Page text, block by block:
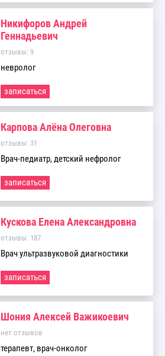
Никифоров Андрей
Геннадьевич
отзывы: 9
невролог
записаться
Карпова Алёна Олеговна
отзывы: 31
Врач-педиатр, детский нефролог
записаться
Кускова Елена Александровна
отзывы: 187
Врач ультразвуковой диагностики
записаться
Шония Алексей Важикоевич
нет отзывов
терапевт, врач-онколог